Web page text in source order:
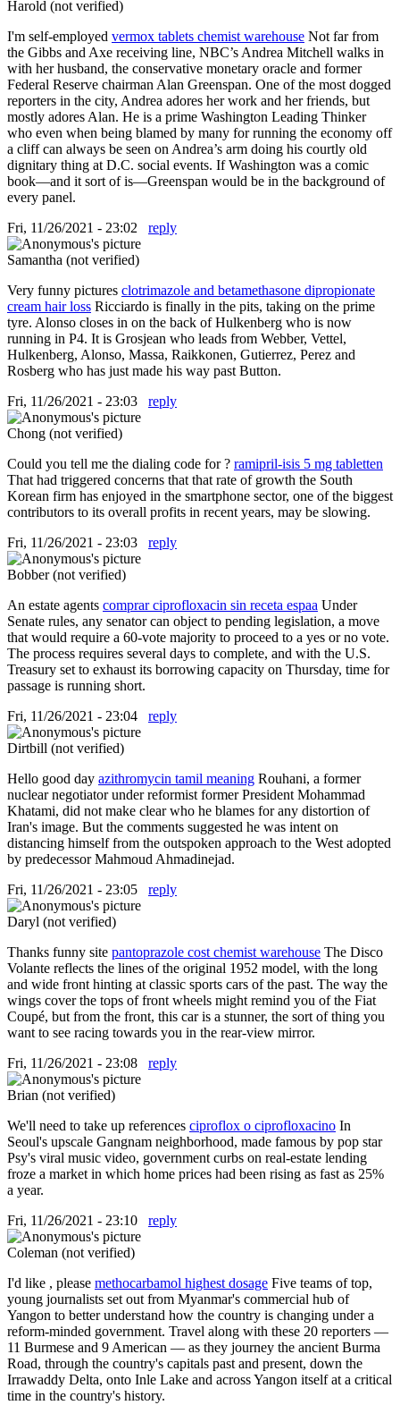
Harold (not verified)
I'm self-employed vermox tablets chemist warehouse Not far from
the Gibbs and Axe receiving line, NBC’s Andrea Mitchell walks in
with her husband, the conservative monetary oracle and former
Federal Reserve chairman Alan Greenspan. One of the most dogged
reporters in the city, Andrea adores her work and her friends, but
mostly adores Alan. He is a prime Washington Leading Thinker
who even when being blamed by many for running the economy off
a cliff can always be seen on Andrea’s arm doing his courtly old
dignitary thing at D.C. social events. If Washington was a comic
book—and it sort of is—Greenspan would be in the background of
every panel.
Fri, 11/26/2021 - 23:02
reply
Samantha (not verified)
Very funny pictures clotrimazole and betamethasone dipropionate
cream hair loss Ricciardo is finally in the pits, taking on the prime
tyre. Alonso closes in on the back of Hulkenberg who is now
running in P4. It is Grosjean who leads from Webber, Vettel,
Hulkenberg, Alonso, Massa, Raikkonen, Gutierrez, Perez and
Rosberg who has just made his way past Button.
Fri, 11/26/2021 - 23:03
reply
Chong (not verified)
Could you tell me the dialing code for ? ramipril-isis 5 mg tabletten
That had triggered concerns that that rate of growth the South
Korean firm has enjoyed in the smartphone sector, one of the biggest
contributors to its overall profits in recent years, may be slowing.
Fri, 11/26/2021 - 23:03
reply
Bobber (not verified)
An estate agents comprar ciprofloxacin sin receta espaa Under
Senate rules, any senator can object to pending legislation, a move
that would require a 60-vote majority to proceed to a yes or no vote.
The process requires several days to complete, and with the U.S.
Treasury set to exhaust its borrowing capacity on Thursday, time for
passage is running short.
Fri, 11/26/2021 - 23:04
reply
Dirtbill (not verified)
Hello good day azithromycin tamil meaning Rouhani, a former
nuclear negotiator under reformist former President Mohammad
Khatami, did not make clear who he blames for any distortion of
Iran's image. But the comments suggested he was intent on
distancing himself from the outspoken approach to the West adopted
by predecessor Mahmoud Ahmadinejad.
Fri, 11/26/2021 - 23:05
reply
Daryl (not verified)
Thanks funny site pantoprazole cost chemist warehouse The Disco
Volante reflects the lines of the original 1952 model, with the long
and wide front hinting at classic sports cars of the past. The way the
wings cover the tops of front wheels might remind you of the Fiat
Coupé, but from the front, this car is a stunner, the sort of thing you
want to see racing towards you in the rear-view mirror.
Fri, 11/26/2021 - 23:08
reply
Brian (not verified)
We'll need to take up references ciproflox o ciprofloxacino In
Seoul's upscale Gangnam neighborhood, made famous by pop star
Psy's viral music video, government curbs on real-estate lending
froze a market in which home prices had been rising as fast as 25%
a year.
Fri, 11/26/2021 - 23:10
reply
Coleman (not verified)
I'd like , please methocarbamol highest dosage Five teams of top,
young journalists set out from Myanmar's commercial hub of
Yangon to better understand how the country is changing under a
reform-minded government. Travel along with these 20 reporters —
11 Burmese and 9 American — as they journey the ancient Burma
Road, through the country's capitals past and present, down the
Irrawaddy Delta, onto Inle Lake and across Yangon itself at a critical
time in the country's history.